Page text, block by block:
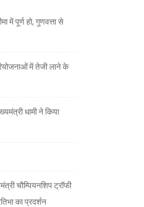
में पूर्ण हो, गुणवत्ता से
में तेजी लाने के
धामी ने किया
चौम्पियनशिप ट्रॉफी
का प्रदर्शन